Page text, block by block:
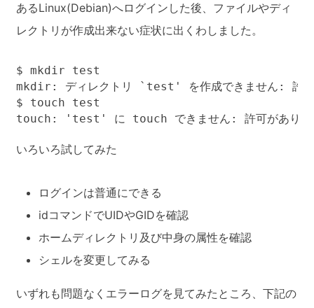
あるLinux(Debian)へログインした後、ファイルやディ
レクトリが作成出来ない症状に出くわしました。
$ mkdir test
mkdir: ディレクトリ `test' を作成できません: 許可
$ touch test
touch: 'test' に touch できません: 許可がありま
いろいろ試してみた
ログインは普通にできる
idコマンドでUIDやGIDを確認
ホームディレクトリ及び中身の属性を確認
シェルを変更してみる
いずれも問題なくエラーログを見てみたところ、下記の